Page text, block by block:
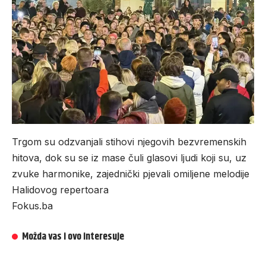
Trgom su odzvanjali stihovi njegovih bezvremenskih
hitova, dok su se iz mase čuli glasovi ljudi koji su, uz
zvuke harmonike, zajednički pjevali omiljene melodije
Halidovog repertoara
Fokus.ba
Možda vas i ovo interesuje